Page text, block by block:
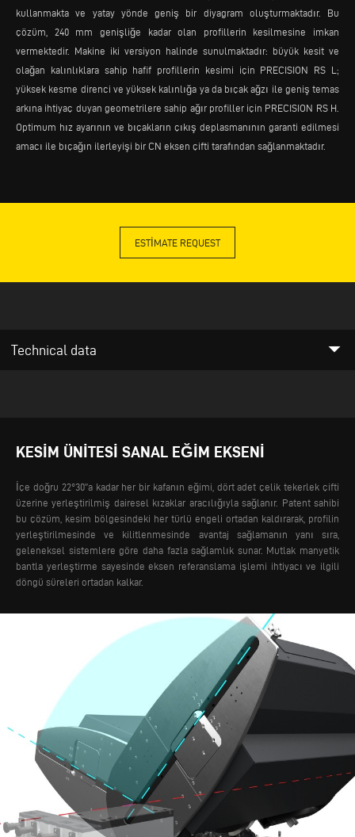
kullanmakta ve yatay yönde geniş bir diyagram oluşturmaktadır. Bu
çözüm, 240 mm genişliğe kadar olan profillerin kesilmesine imkan
vermektedir. Makine iki versiyon halinde sunulmaktadır: büyük kesit ve
olağan kalınlıklara sahip hafif profillerin kesimi için PRECISION RS L;
yüksek kesme direnci ve yüksek kalınlığa ya da bıçak ağzı ile geniş temas
arkına ihtiyaç duyan geometrilere sahip ağır profiller için PRECISION RS H.
Optimum hız ayarının ve bıçakların çıkış deplasmanının garanti edilmesi
amacı ile bıçağın ilerleyişi bir CN eksen çifti tarafından sağlanmaktadır.
ESTIMATE REQUEST
Technical data arrow_drop_down
KESIM ÜNITESI SANAL EĞIM EKSENI
İçe doğru 22°30'’a kadar her bir kafanın eğimi, dört adet çelik tekerlek çifti
üzerine yerleştirilmiş dairesel kızaklar aracılığıyla sağlanır. Patent sahibi
bu çözüm, kesim bölgesindeki her türlü engeli ortadan kaldırarak, profilin
yerleştirilmesinde ve kilitlenmesinde avantaj sağlamanın yanı sıra,
geleneksel sistemlere göre daha fazla sağlamlık sunar. Mutlak manyetik
bantla yerleştirme sayesinde eksen referanslama işlemi ihtiyacı ve ilgili
döngü süreleri ortadan kalkar.